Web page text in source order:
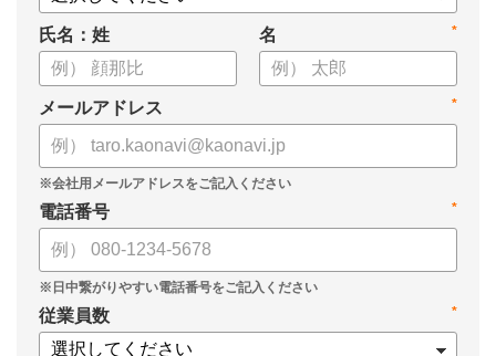
氏名：姓 *
名
*
メールアドレス
*
電話番号
*
従業員数